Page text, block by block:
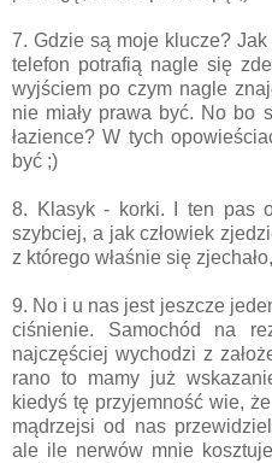
7. Gdzie są moje klucze?
telefon potrafią nagle się
wyjściem po czym nagle
nie miały prawa być. No bo
łazience? W tych
być ;)
8. Klasyk - korki. I ten pas
szybciej, a jak człowiek
z którego właśnie się
9. No i u nas jest jeszcze
ciśnienie. Samochód na
najczęściej wychodzi z
rano to mamy już
kiedyś tę przyjemność wie,
mądrzejsi od nas
ale ile nerwów mnie